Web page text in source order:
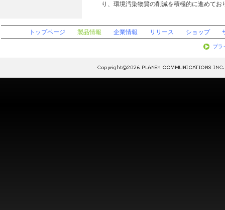
り、環境汚染物質の削減を積極的に進めてお
トップページ 製品情報 企業情報 リリース ショップ
プラ